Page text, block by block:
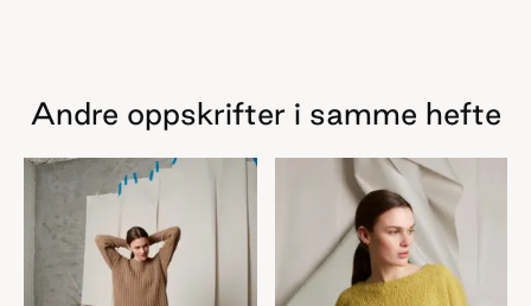
Andre oppskrifter i samme hefte